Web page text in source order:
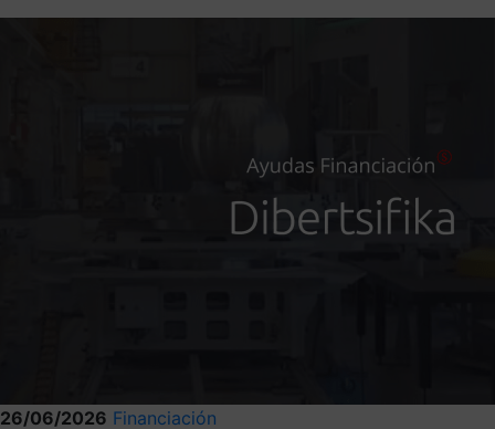
26/06/2026 Financiación